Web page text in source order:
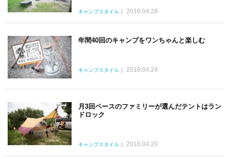
キャンプスタイル 2018.04.28
年間40回のキャンプをワンちゃんと楽しむ
キャンプスタイル 2018.04.24
月3回ペースのファミリーが選んだテントはラン
ドロック
キャンプスタイル 2018.04.20